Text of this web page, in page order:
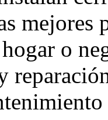
mejores
o